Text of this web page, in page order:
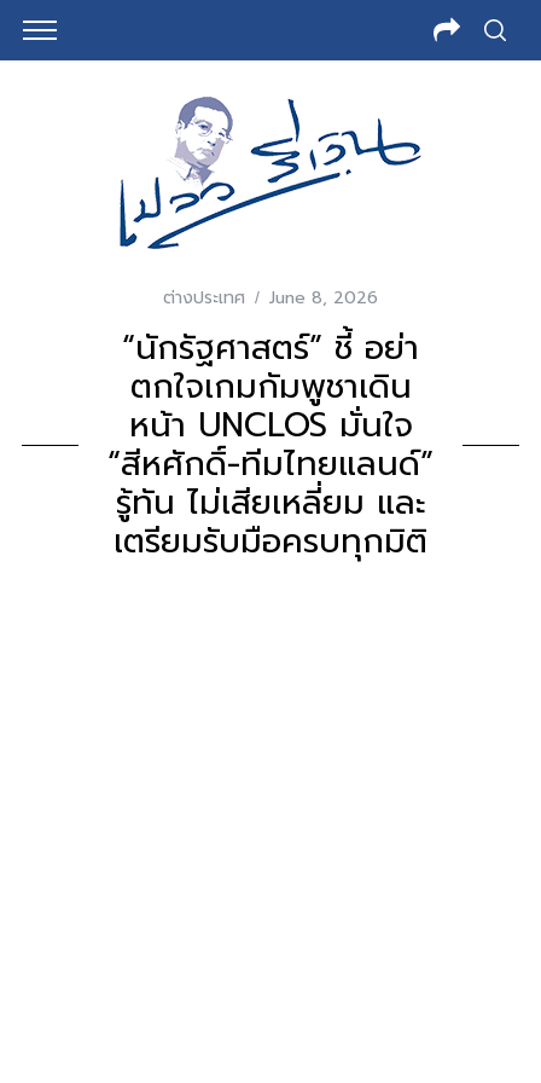
ต่างประเทศ June 8, 2026
“นักรัฐศาสตร์” ชี้ อย่า
ตกใจเกมกัมพูชาเดิน
หน้า UNCLOS มั่นใจ
“สีหศักดิ์-ทีมไทยแลนด์”
รู้ทัน ไม่เสียเหลี่ยม และ
เตรียมรับมือครบทุกมิติ